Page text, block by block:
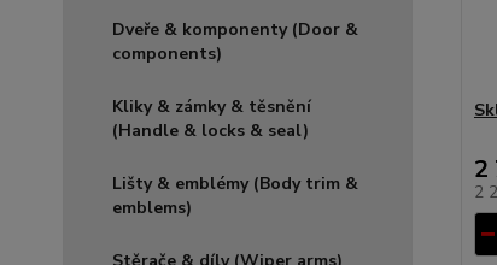
Dveře & komponenty (Door &
components)
Kliky & zámky & těsnění
(Handle & locks & seal)
Lišty & emblémy (Body trim &
emblems)
2
2